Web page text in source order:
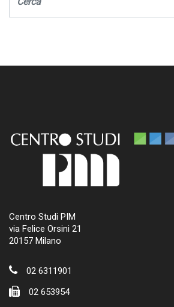
Centro Studi PIM
via Felice Orsini 21
20157 Milano
02 6311901
02 653954